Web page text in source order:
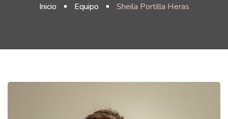
Inicio Equipo Sheila Portilla Heras